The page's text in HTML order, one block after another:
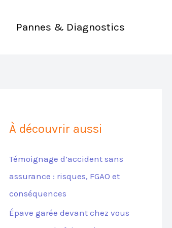
Pannes & Diagnostics
À découvrir aussi
Témoignage d’accident sans
assurance : risques, FGAO et
conséquences
Épave garée devant chez vous